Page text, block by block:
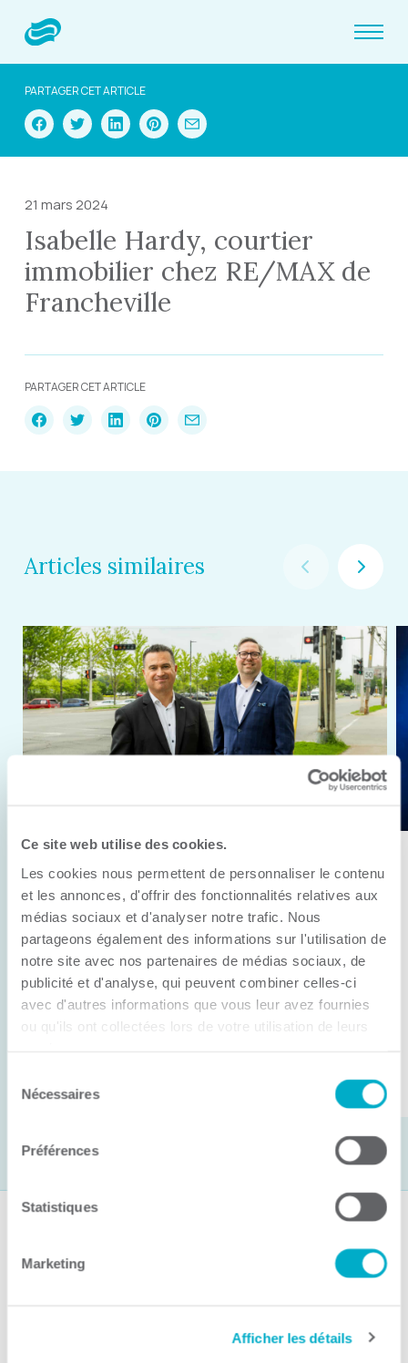
Ce site web utilise des cookies.
Les cookies nous permettent de personnaliser le contenu
et les annonces, d'offrir des fonctionnalités relatives aux
médias sociaux et d'analyser notre trafic. Nous
partageons également des informations sur l'utilisation de
notre site avec nos partenaires de médias sociaux, de
publicité et d'analyse, qui peuvent combiner celles-ci
avec d'autres informations que vous leur avez fournies
ou qu'ils ont collectées lors de votre utilisation de leurs
Nécessaires
Préférences
Statistiques
Marketing
Afficher les détails
PARTAGER CET ARTICLE
21 mars 2024
Isabelle Hardy, courtier
immobilier chez RE/MAX de
Francheville
PARTAGER CET ARTICLE
Articles similaires
Anick Métivier devient le nouveau
président de la CCI3R
C’est lors de son assemblée générale annuelle
tenue hier que la Chambre de commerce et
d’industries de ...